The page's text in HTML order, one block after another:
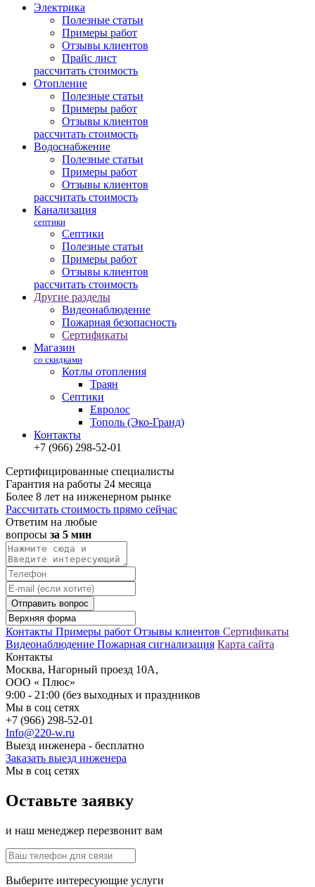
Электрика
Полезные статьи
Примеры работ
Отзывы клиентов
Прайс лист
рассчитать стоимость
Отопление
Полезные статьи
Примеры работ
Отзывы клиентов
рассчитать стоимость
Водоснабжение
Полезные статьи
Примеры работ
Отзывы клиентов
рассчитать стоимость
Канализация
септики
Септики
Полезные статьи
Примеры работ
Отзывы клиентов
рассчитать стоимость
Другие разделы
Видеонаблюдение
Пожарная безопасность
Сертификаты
Магазин
со скидками
Котлы отопления
Траян
Септики
Евролос
Тополь (Эко-Гранд)
Контакты
+7 (966) 298-52-01
Сертифицированные специалисты
Гарантия на работы 24 месяца
Более 8 лет на инженерном рынке
Рассчитать стоимость прямо сейчас
Ответим на любые
вопросы за 5 мин
Отправить вопрос
Контакты Примеры работ Отзывы клиентов Сертификаты
Видеонаблюдение Пожарная сигнализация Карта сайта
Контакты
Москва, Нагорный проезд 10А,
ООО « Плюс»
9:00 - 21:00 (без выходных и праздников
Мы в соц сетях
+7 (966) 298-52-01
Info@220-w.ru
Выезд инженера - бесплатно
Заказать выезд инженера
Мы в соц сетях
Оставьте заявку
и наш менеджер перезвонит вам
Выберите интересующие услуги